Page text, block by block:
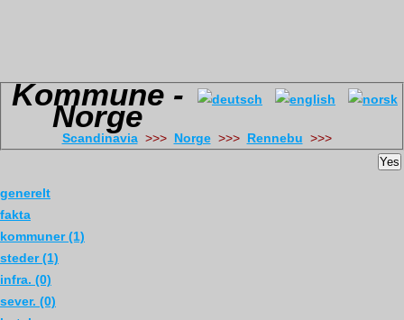
Kommune -
Norge
Scandinavia>>> Norge>>> Rennebu
generelt
fakta
kommuner (1)
steder (1)
infra. (0)
sever. (0)
Yes